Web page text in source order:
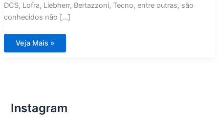
DCS, Lofra, Liebherr, Bertazzoni, Tecno, entre outras, são
conhecidos não […]
Assistência
Técnica
Veja Mais »
Instagram